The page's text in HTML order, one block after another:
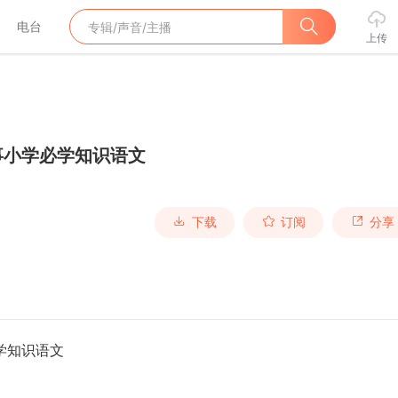
电台
上传
学必学知识语文
下载 订阅 分享
知识语文